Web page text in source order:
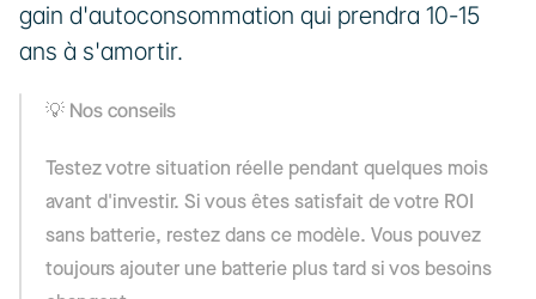
gain d'autoconsommation qui prendra 10-15
ans à s'amortir.
💡 Nos conseils
Testez votre situation réelle pendant quelques mois
avant d'investir. Si vous êtes satisfait de votre ROI
sans batterie, restez dans ce modèle. Vous pouvez
toujours ajouter une batterie plus tard si vos besoins